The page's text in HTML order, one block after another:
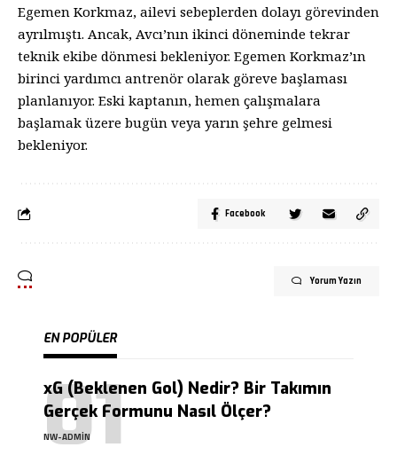
Egemen Korkmaz, ailevi sebeplerden dolayı görevinden
ayrılmıştı. Ancak, Avcı’nın ikinci döneminde tekrar
teknik ekibe dönmesi bekleniyor. Egemen Korkmaz’ın
birinci yardımcı antrenör olarak göreve başlaması
planlanıyor. Eski kaptanın, hemen çalışmalara
başlamak üzere bugün veya yarın şehre gelmesi
bekleniyor.
Facebook
Yorum Yazın
EN POPÜLER
xG (Beklenen Gol) Nedir? Bir Takımın
Gerçek Formunu Nasıl Ölçer?
NW-ADMIN